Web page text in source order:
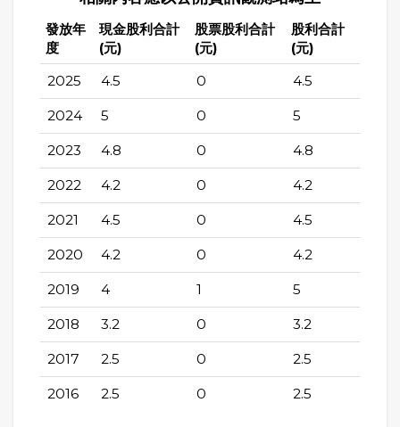
發放年
度
現金股利合計
(元)
股票股利合計
(元)
股利合計
(元)
2025 4.5 0 4.5
2024 5 0 5
2023 4.8 0 4.8
2022 4.2 0 4.2
2021 4.5 0 4.5
2020 4.2 0 4.2
2019 4 1 5
2018 3.2 0 3.2
2017 2.5 0 2.5
2016 2.5 0 2.5